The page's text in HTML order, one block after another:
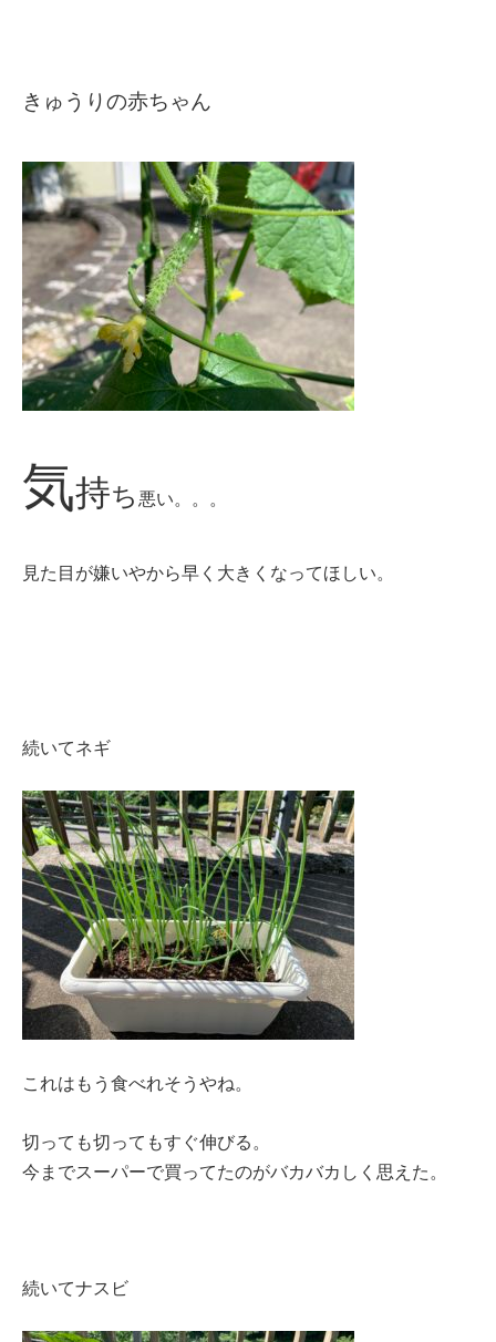
きゅうりの赤ちゃん
気持ち 悪い。。。
見た目が嫌いやから早く大きくなってほしい。
続いてネギ
これはもう食べれそうやね。
切っても切ってもすぐ伸びる。
今までスーパーで買ってたのがバカバカしく思えた。
続いてナスビ